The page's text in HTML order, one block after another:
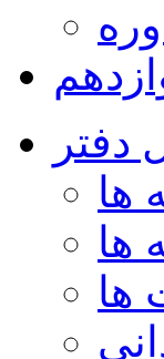
دفتر
ها
ها
ها